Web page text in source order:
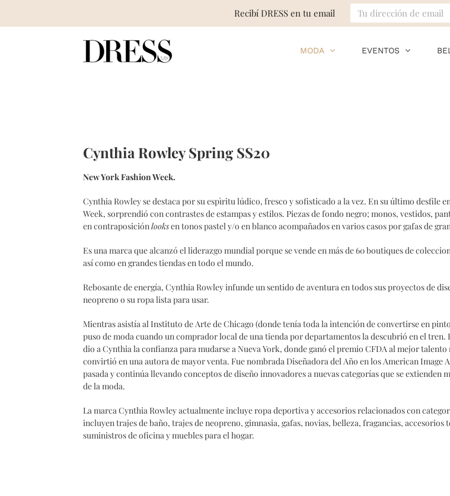
MODA EVENTOS
Cynthia Rowley Spring SS20
New York Fashion Week.
Cynthia Rowley se destaca por su espìritu lúdico, fresco y sofisticado a la vez. En su último desfile
Week, sorprendió con contrastes de estampas y estilos. Piezas de fondo negro; monos, vestidos,
en contraposiciónlooksen tonos pastel y/o en blanco acompañados en varios casos por gafas de
Es una marca que alcanzó el liderazgo mundial porque se vende en más de 60 boutiques de
así como en grandes tiendas en todo el mundo.
Rebosante de energía, Cynthia Rowley infunde un sentido de aventura en todos sus proyectos de
neopreno o su ropa lista para usar.
Mientras asistía al Instituto de Arte de Chicago (donde tenía toda la intención de convertirse en
puso de moda cuando un comprador local de una tienda por departamentos la descubrió en el tren.
dio a Cynthia la confianza para mudarse a Nueva York, donde ganó el premio CFDA al mejor talento
convirtió en una autora de mayor venta. Fue nombrada Diseñadora del Año en los American Image
pasada y continúa llevando conceptos de diseño innovadores a nuevas categorías que se extienden
de la moda.
La marca Cynthia Rowley actualmente incluye ropa deportiva y accesorios relacionados con
incluyen trajes de baño, trajes de neopreno, gimnasia, gafas, novias, belleza, fragancias, accesorios
suministros de oficina y muebles para el hogar.
Recibí DRESS en tu email